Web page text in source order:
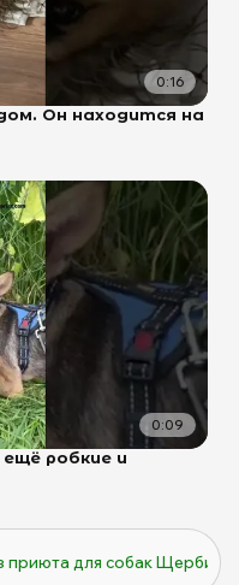
0:16
Он находится на
0:09
робкие и
приюта для собак Щерби...